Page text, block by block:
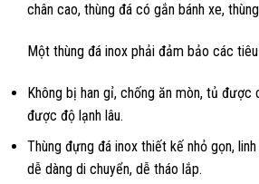
chân cao, thùng đá có gắn bánh xe,
Một thùng đá inox phải đảm bảo các
Không bị han gỉ, chống ăn mòn, tủ
được độ lạnh lâu.
Thùng đựng đá inox thiết kế nhỏ gọn,
dễ dàng di chuyển, dễ tháo lắp.